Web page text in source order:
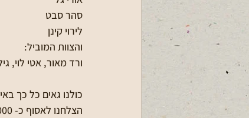
סהר סבט
לירוי קינן
והצוות המוביל:
ורד מאור, אטי לוי,
כולנו גאים כל כך